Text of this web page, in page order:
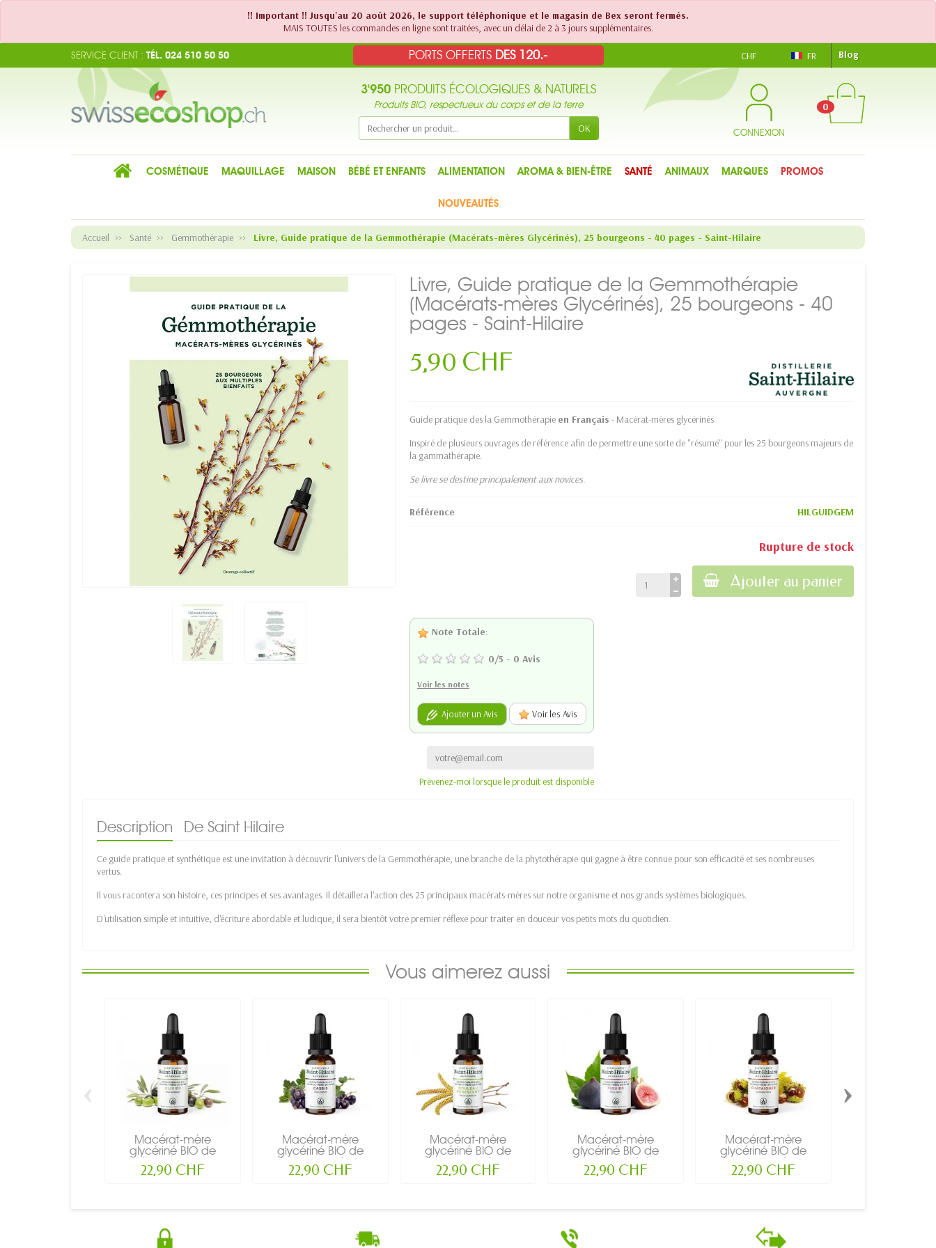
!! Important !! Jusqu'au 20 août 2026, le support téléphonique et le magasin de Bex seront fermés.
MAIS TOUTES les commandes en ligne sont traitées, avec un délai de 2 à 3 jours supplémentaires.
PORTS OFFERTS DES 120.-
SERVICE CLIENT : TÉL. 024 510 50 50 CHF FR Blog
3'950 PRODUITS ÉCOLOGIQUES & NATURELS
Produits BIO, respectueux du corps et de la terre
OK CONNEXION
0
COSMÉTIQUE MAQUILLAGE MAISON BÉBÉ ET ENFANTS ALIMENTATION AROMA & BIEN-ÊTRE SANTÉ ANIMAUX MARQUES PROMOS
NOUVEAUTÉS
Accueil Santé Gemmothérapie Livre, Guide pratique de la Gemmothérapie (Macérats-mères Glycérinés), 25 bourgeons - 40 pages - Saint-Hilaire
Livre, Guide pratique de la Gemmothérapie
(Macérats-mères Glycérinés), 25 bourgeons - 40
pages - Saint-Hilaire
5,90 CHF
Guide pratique des la Gemmothérapie en Français - Macérat-mères glycérinés
Inspiré de plusieurs ouvrages de référence afin de permettre une sorte de "résumé" pour les 25 bourgeons majeurs de
la gammathérapie.
Se livre se destine principalement aux novices.
Référence HILGUIDGEM
Rupture de stock
Ajouter au panier
Note Totale:
0/5 - 0 Avis
Voir les notes
Ajouter un Avis Voir les Avis
Prévenez-moi lorsque le produit est disponible
Description De Saint Hilaire
Ce guide pratique et synthétique est une invitation à découvrir l'univers de la Gemmothérapie, une branche de la phytothérapie qui gagne à être connue pour son efficacité et ses nombreuses
vertus.
Il vous racontera son histoire, ces principes et ses avantages. Il détaillera l'action des 25 principaux macérats-mères sur notre organisme et nos grands systèmes biologiques.
D'utilisation simple et intuitive, d'écriture abordable et ludique, il sera bientôt votre premier réflexe pour traiter en douceur vos petits mots du quotidien.
Vous aimerez aussi
Macérat-mère
glycériné BIO de
bourgeon...
22,90 CHF
Macérat-mère
glycériné BIO de
bourgeon de...
22,90 CHF
Macérat-mère
glycériné BIO de
bourgeon de...
22,90 CHF
Macérat-mère
glycériné BIO de
bourgeon de...
22,90 CHF
Macérat-mère
glycériné BIO de
bourgeon de...
22,90 CHF
‹ ›